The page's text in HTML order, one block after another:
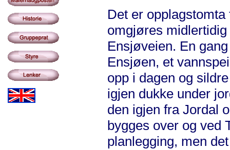
Det er
omgjøres
Ensjøveien. En
Ensjøen, et
opp i dagen og
igjen dukke under
den igjen fra Jordal
bygges over og ved
planlegging, men